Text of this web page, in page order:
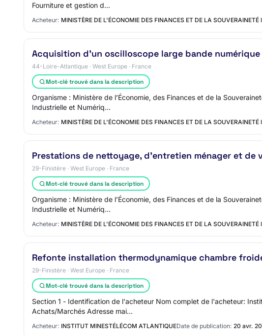
Fourniture et gestion d…
Acheteur: MINISTÈRE DE L'ÉCONOMIE DES FINANCES ET DE LA
Acquisition d'un oscilloscope large bande numérique
44-Loire-Atlantique · West Europe · France
Mot-clé trouvé dans la description
Organisme : Ministère de l’Économie, des Finances et de la
Industrielle et Numériq…
Acheteur: MINISTÈRE DE L'ÉCONOMIE DES FINANCES ET DE LA
Prestations de nettoyage, d'entretien ménager et de
29-Finistère · West Europe · France
Mot-clé trouvé dans la description
Organisme : Ministère de l’Économie, des Finances et de la
Industrielle et Numériq…
Acheteur: MINISTÈRE DE L'ÉCONOMIE DES FINANCES ET DE LA
Refonte installation thermodynamique chambre
29-Finistère · West Europe · France
Mot-clé trouvé dans la description
Section 1 - Identification de l'acheteur Nom complet de l'acheteur:
Achats/Marchés Adresse mai…
Acheteur: INSTITUT MINESTÉLÉCOM ATLANTIQUEDate de publication: 20 avr.